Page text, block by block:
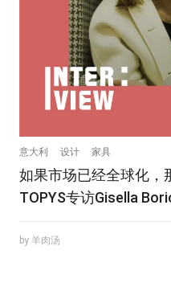
意大利 设计 家具
如果市场已经全球化，
TOPYS专访Gisella
by 羊肉汤